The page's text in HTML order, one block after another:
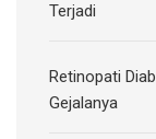
Terjadi
Retinopati
Gejalanya